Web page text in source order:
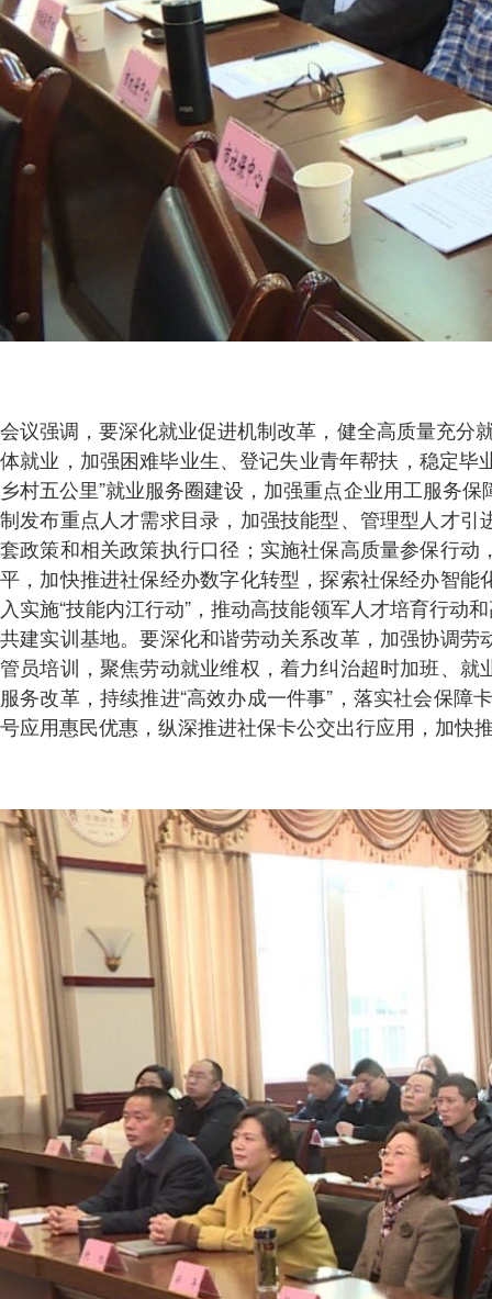
会议强调，要深化就业促进机制改革，健全高质量充分
体就业，加强困难毕业生、登记失业青年帮扶，稳定毕
乡村五公里”就业服务圈建设，加强重点企业用工服务
制发布重点人才需求目录，加强技能型、管理型人才
套政策和相关政策执行口径；实施社保高质量参保行
平，加快推进社保经办数字化转型，探索社保经办智
入实施“技能内江行动”，推动高技能领军人才培育行
共建实训基地。要深化和谐劳动关系改革，加强协调
管员培训，聚焦劳动就业维权，着力纠治超时加班、
服务改革，持续推进“高效办成一件事”，落实社会保障
号应用惠民优惠，纵深推进社保卡公交出行应用，加快